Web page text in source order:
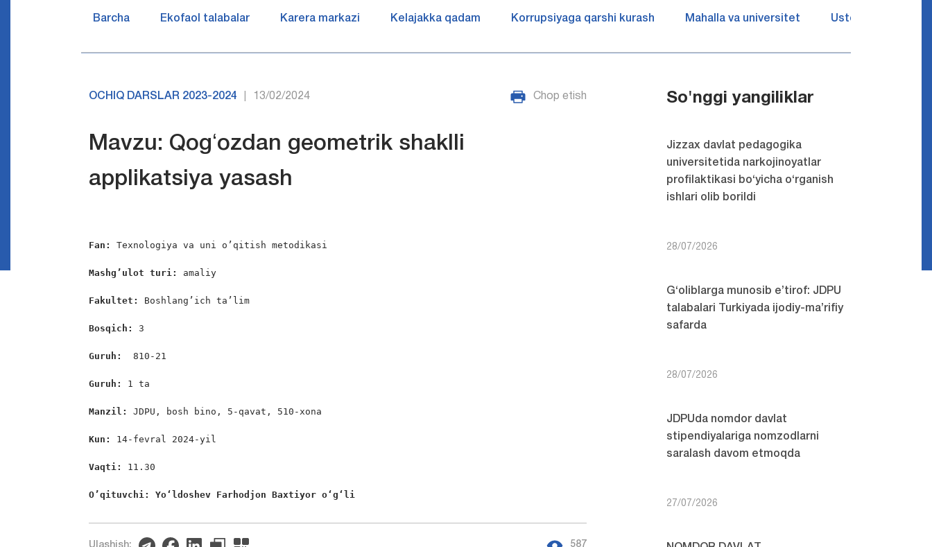
Barcha Ekofaol talabalar Karera markazi Kelajakka qadam Korrupsiyaga qarshi kurash Mahalla va universitet Ustozlar suhbatin
OCHIQ DARSLAR 2023-2024 13/02/2024 Chop etish
Mavzu: Qogʻozdan geometrik shaklli
applikatsiya yasash
Fan: Texnologiya va uni o’qitish metodikasi
Mashg’ulot turi: amaliy
Fakultet: Boshlang’ich ta’lim
Bosqich: 3
Guruh: 810-21
Guruh: 1 ta
Manzil: JDPU, bosh bino, 5-qavat, 510-xona
Kun: 14-fevral 2024-yil
Vaqti: 11.30
O’qituvchi: Yo‘ldoshev Farhodjon Baxtiyor o‘g‘li
587
So'nggi yangiliklar
Jizzax davlat pedagogika
universitetida narkojinoyatlar
profilaktikasi bo‘yicha o‘rganish
ishlari olib borildi
28/07/2026
G‘oliblarga munosib e’tirof: JDPU
talabalari Turkiyada ijodiy-ma’rifiy
safarda
28/07/2026
JDPUda nomdor davlat
stipendiyalariga nomzodlarni
saralash davom etmoqda
27/07/2026